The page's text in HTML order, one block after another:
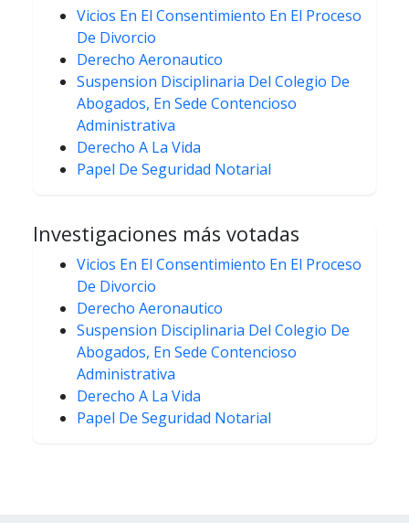
Vicios En El Consentimiento En El Proceso
De Divorcio
Derecho Aeronautico
Suspension Disciplinaria Del Colegio De
Abogados, En Sede Contencioso
Administrativa
Derecho A La Vida
Papel De Seguridad Notarial
Investigaciones más votadas
Vicios En El Consentimiento En El Proceso
De Divorcio
Derecho Aeronautico
Suspension Disciplinaria Del Colegio De
Abogados, En Sede Contencioso
Administrativa
Derecho A La Vida
Papel De Seguridad Notarial